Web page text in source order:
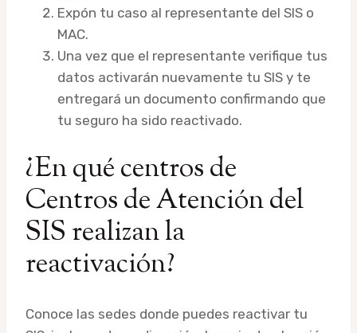
Expón tu caso al representante del SIS o
MAC.
Una vez que el representante verifique tus
datos activarán nuevamente tu SIS y te
entregará un documento confirmando que
tu seguro ha sido reactivado.
¿En qué centros de
Centros de Atención del
SIS realizan la
reactivación?
Conoce las sedes donde puedes reactivar tu